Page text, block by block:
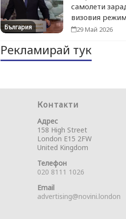
България
самолети
визовия
29 Май 2026
Рекламирай тук
Контакти
Адрес
158 High Street
London E15 2FW
United Kingdom
Телефон
020 8111 1026
Email
advertising@novini.london